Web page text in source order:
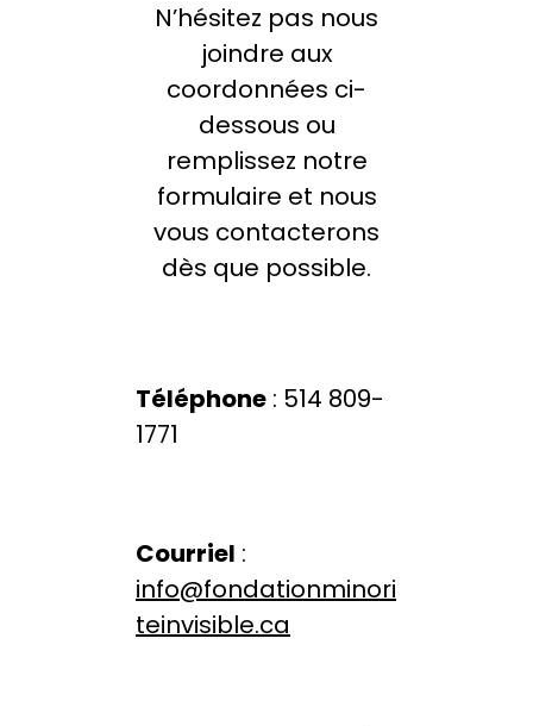
N’hésitez pas nous
joindre aux
coordonnées ci-
dessous ou
remplissez notre
formulaire et nous
vous contacterons
dès que possible.
Téléphone : 514 809-
1771
Courriel :
info@fondationminori
teinvisible.ca